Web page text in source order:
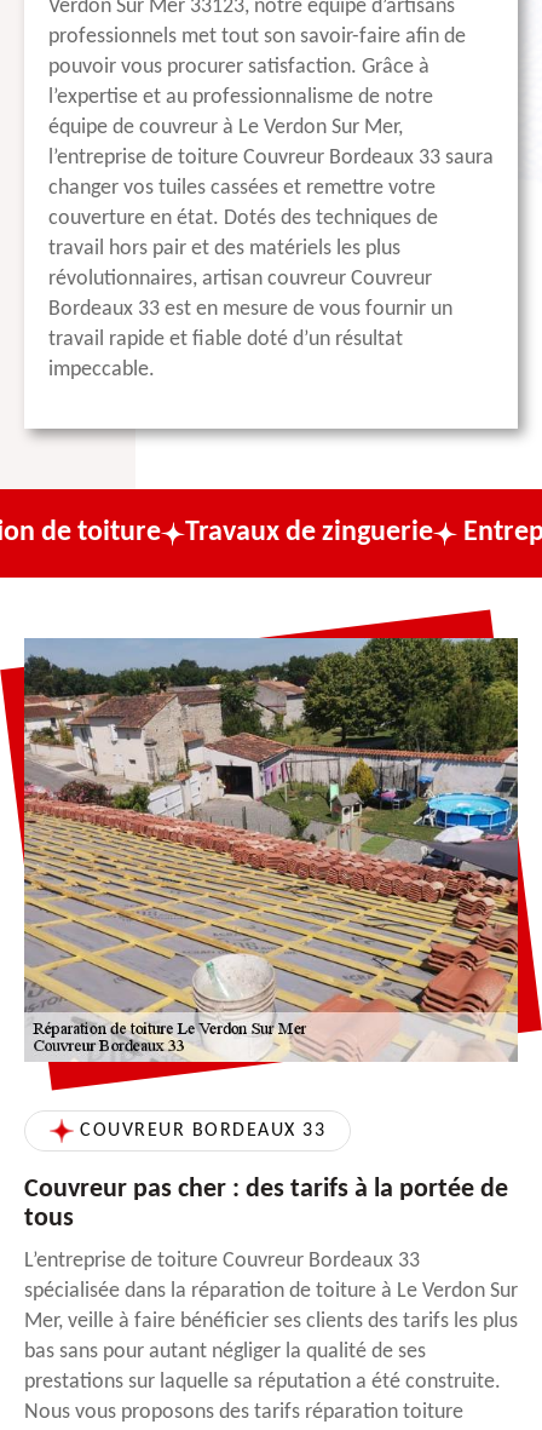
Verdon Sur Mer 33123, notre équipe d’artisans
professionnels met tout son savoir-faire afin de
pouvoir vous procurer satisfaction. Grâce à
l’expertise et au professionnalisme de notre
équipe de couvreur à Le Verdon Sur Mer,
l’entreprise de toiture Couvreur Bordeaux 33 saura
changer vos tuiles cassées et remettre votre
couverture en état. Dotés des techniques de
travail hors pair et des matériels les plus
révolutionnaires, artisan couvreur Couvreur
Bordeaux 33 est en mesure de vous fournir un
travail rapide et fiable doté d’un résultat
impeccable.
Travaux de zinguerie Entreprise de
COUVREUR BORDEAUX 33
Couvreur pas cher : des tarifs à la portée de
tous
L’entreprise de toiture Couvreur Bordeaux 33
spécialisée dans la réparation de toiture à Le Verdon Sur
Mer, veille à faire bénéficier ses clients des tarifs les plus
bas sans pour autant négliger la qualité de ses
prestations sur laquelle sa réputation a été construite.
Nous vous proposons des tarifs réparation toiture